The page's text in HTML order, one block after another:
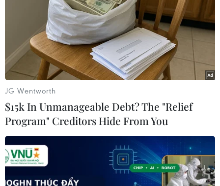
TIN LIÊN QUAN
Sân bay thứ 2 vùng Thủ đô: Quy hoạch vị
JG Wentworth
$15k In Unmanageable Debt? The "Relief
Program" Creditors Hide From You